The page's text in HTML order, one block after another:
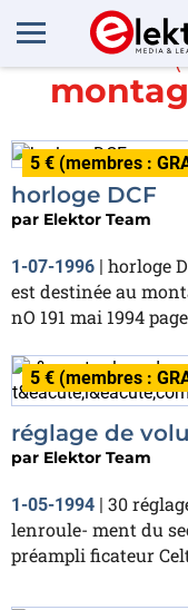
5 € (membres :
horloge DCF
par Elektor Team
1-07-1996 | horloge
est destinée au
nO 191 mai 1994
5 € (membres :
réglage de
par Elektor Team
1-05-1994 | 30
lenroule- ment du
préampli ficateur